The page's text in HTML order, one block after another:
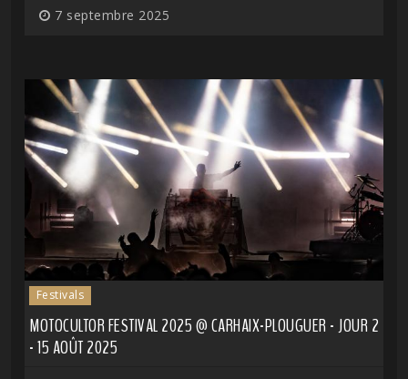
7 septembre 2025
Festivals
MOTOCULTOR FESTIVAL 2025 @ CARHAIX-PLOUGUER - JOUR 2
- 15 AOÛT 2025